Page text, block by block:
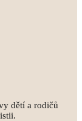
dětí a rodičů